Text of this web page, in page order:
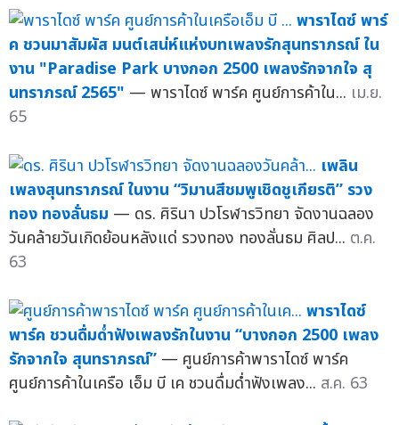
พาราไดซ์ พาร์
ค ชวนมาสัมผัส มนต์เสน่ห์แห่งบทเพลงรักสุนทราภรณ์ ใน
งาน "Paradise Park บางกอก 2500 เพลงรักจากใจ สุ
นทราภรณ์ 2565" — พาราไดซ์ พาร์ค ศูนย์การค้าใน... เม.ย.
65
เพลิน
เพลงสุนทราภรณ์ ในงาน “วิมานสีชมพูเชิดชูเกียรติ” รวง
ทอง ทองลั่นธม — ดร. ศิรินา ปวโรฬารวิทยา จัดงานฉลอง
วันคล้ายวันเกิดย้อนหลังแด่ รวงทอง ทองลั่นธม ศิลป... ต.ค.
63
พาราไดซ์
พาร์ค ชวนดื่มด่ำฟังเพลงรักในงาน “บางกอก 2500 เพลง
รักจากใจ สุนทราภรณ์” — ศูนย์การค้าพาราไดซ์ พาร์ค
ศูนย์การค้าในเครือ เอ็ม บี เค ชวนดื่มด่ำฟังเพลง... ส.ค. 63